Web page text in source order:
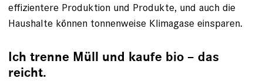
effizientere Produktion und Produkte, und auch die
Haushalte können tonnenweise Klimagase einsparen.
Ich trenne Müll und kaufe bio – das
reicht.